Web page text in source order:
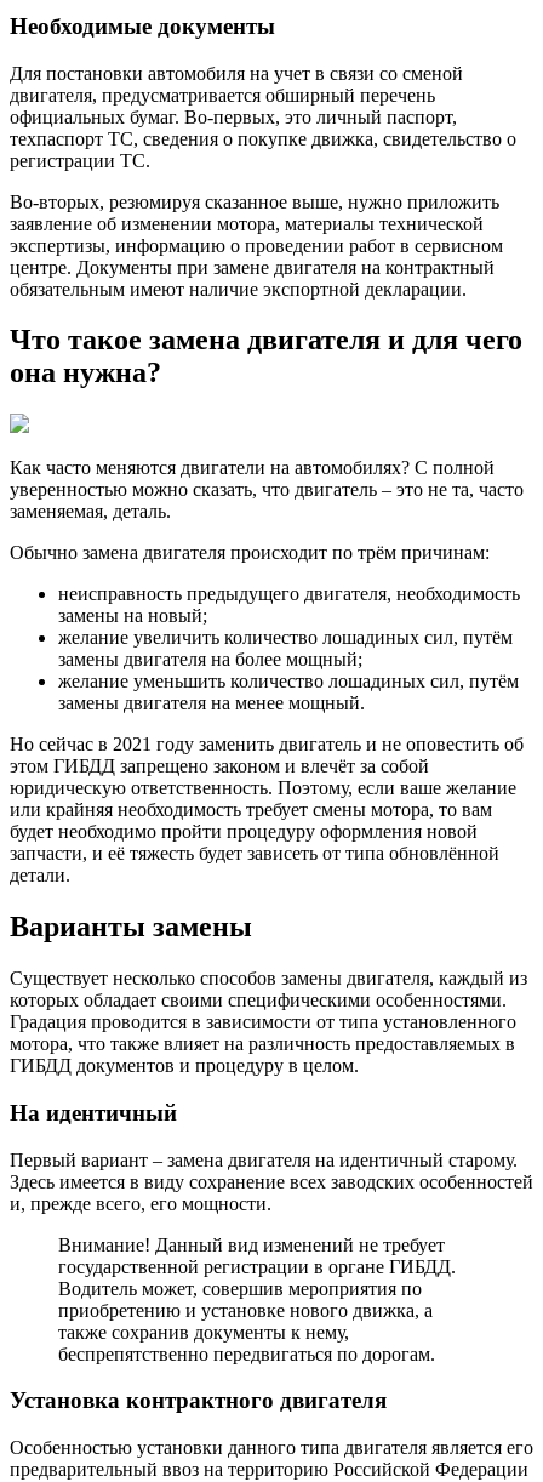
Необходимые документы
Для постановки автомобиля на учет в связи со сменой
двигателя, предусматривается обширный перечень
официальных бумаг. Во-первых, это личный паспорт,
техпаспорт ТС, сведения о покупке движка, свидетельство о
регистрации ТС.
Во-вторых, резюмируя сказанное выше, нужно приложить
заявление об изменении мотора, материалы технической
экспертизы, информацию о проведении работ в сервисном
центре. Документы при замене двигателя на контрактный
обязательным имеют наличие экспортной декларации.
Что такое замена двигателя и для чего
она нужна?
Как часто меняются двигатели на автомобилях? С полной
уверенностью можно сказать, что двигатель – это не та, часто
заменяемая, деталь.
Обычно замена двигателя происходит по трём причинам:
неисправность предыдущего двигателя, необходимость
замены на новый;
желание увеличить количество лошадиных сил, путём
замены двигателя на более мощный;
желание уменьшить количество лошадиных сил, путём
замены двигателя на менее мощный.
Но сейчас в 2021 году заменить двигатель и не оповестить об
этом ГИБДД запрещено законом и влечёт за собой
юридическую ответственность. Поэтому, если ваше желание
или крайняя необходимость требует смены мотора, то вам
будет необходимо пройти процедуру оформления новой
запчасти, и её тяжесть будет зависеть от типа обновлённой
детали.
Варианты замены
Существует несколько способов замены двигателя, каждый из
которых обладает своими специфическими особенностями.
Градация проводится в зависимости от типа установленного
мотора, что также влияет на различность предоставляемых в
ГИБДД документов и процедуру в целом.
На идентичный
Первый вариант – замена двигателя на идентичный старому.
Здесь имеется в виду сохранение всех заводских особенностей
и, прежде всего, его мощности.
Внимание! Данный вид изменений не требует
государственной регистрации в органе ГИБДД.
Водитель может, совершив мероприятия по
приобретению и установке нового движка, а
также сохранив документы к нему,
беспрепятственно передвигаться по дорогам.
Установка контрактного двигателя
Особенностью установки данного типа двигателя является его
предварительный ввоз на территорию Российской Федерации